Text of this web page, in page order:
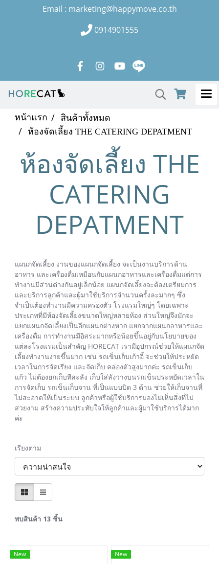
Email : marketing@happymove.co.th
0914901555
หน้าแรก
สินค้าทั้งหมด
ห้องจัดเลี้ยง THE CATERING DEPATMENT
ห้องจัดเลี้ยง THE
CATERING
DEPATMENT
แผนกจัดเลี้ยง งานของแผนกจัดเลี้ยง จะเป็นงานบริการด้าน
อาหาร และเครื่องดื่มเหมือนกับแผนกอาหารและเครื่องดื่มแต่การ
ทำงานมีส่วนต่างกันอยู่เล็กน้อย แผนกจัดเลี้ยงจะต้องเตรียมการ
และบริการลูกค้าและผู้มาใช้บริการจำนวนครั้งละมากๆ ซึ่ง
จำเป็นต้องทำงานมีความคร่องตัว โรงแรมใหญ่ๆ โดยเฉพาะ
ประเภทที่มีห้องจัดเลี้ยงขนาดใหญ่หลายห้อง ส่วนใหญ่จึงมักจะ
แยกแผนกจัดเลี้ยงเป็นอีกแผนกต่างหาก แยกจากแผนกอาหารและ
เครื่องดื่ม การทำงานมีอิสระมากหรือน้อยขึ้นอยู่กับนโยบายของ
แต่ละโรงแรมเป็นสำคัญ HORECAT เรามีอุปกรณ์ช่วยให้แผนกจัด
เลี้ยงทำงานง่ายขึ้นมาก เช่น รถเข็นเก็บเก้าอี้ จะช่วยให้ประหยัด
เวลาในการจัดเรียง และจัดเก็บ คล่องตัวสูงมากค่ะ รถเข็นเก็บ
แก้ว ไม่ต้องยกเก็บทีละลัง เก็บใส่ลังวางบนรถเข็นประหยัดเวลาใน
การจัดเก็บ รถเข็นเก็บจาน ที่เป็นแบบปิด 3 ด้าน ช่วยให้เก็บจานที่
ไม่สะอาดให้เป็นระบบ ลูกค้าหรือผู้ใช้บริการมองไม่เห็นสิ่งที่ไม่
สวยงาม สร้างความประทับใจให้ลูกค้าและผู้มาใช้บริการได้มาก
ค่ะ
เรียงตาม
พบสินค้า 13 ชิ้น
New New